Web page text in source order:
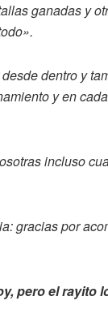
ganadas y
dentro y
y en
incluso
gracias por
pero el rayito